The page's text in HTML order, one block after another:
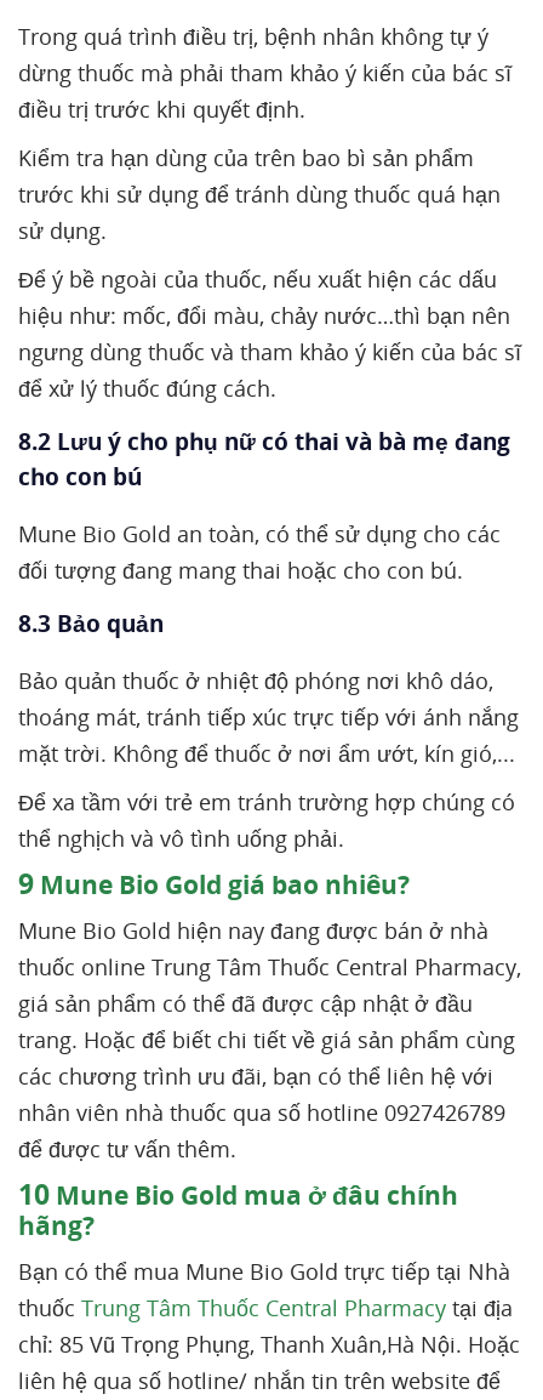
Trong quá trình điều trị, bệnh nhân không tự ý
dừng thuốc mà phải tham khảo ý kiến của bác sĩ
điều trị trước khi quyết định.
Kiểm tra hạn dùng của trên bao bì sản phẩm
trước khi sử dụng để tránh dùng thuốc quá hạn
sử dụng.
Để ý bề ngoài của thuốc, nếu xuất hiện các dấu
hiệu như: mốc, đổi màu, chảy nước…thì bạn nên
ngưng dùng thuốc và tham khảo ý kiến của bác sĩ
để xử lý thuốc đúng cách.
8.2 Lưu ý cho phụ nữ có thai và bà mẹ đang
cho con bú
Mune Bio Gold an toàn, có thể sử dụng cho các
đối tượng đang mang thai hoặc cho con bú.
8.3 Bảo quản
Bảo quản thuốc ở nhiệt độ phóng nơi khô dáo,
thoáng mát, tránh tiếp xúc trực tiếp với ánh nắng
mặt trời. Không để thuốc ở nơi ẩm ướt, kín gió,...
Để xa tầm với trẻ em tránh trường hợp chúng có
thể nghịch và vô tình uống phải.
9 Mune Bio Gold giá bao nhiêu?
Mune Bio Gold hiện nay đang được bán ở nhà
thuốc online Trung Tâm Thuốc Central Pharmacy,
giá sản phẩm có thể đã được cập nhật ở đầu
trang. Hoặc để biết chi tiết về giá sản phẩm cùng
các chương trình ưu đãi, bạn có thể liên hệ với
nhân viên nhà thuốc qua số hotline 0927426789
để được tư vấn thêm.
10 Mune Bio Gold mua ở đâu chính
hãng?
Bạn có thể mua Mune Bio Gold trực tiếp tại Nhà
thuốc Trung Tâm Thuốc Central Pharmacy tại địa
chỉ: 85 Vũ Trọng Phụng, Thanh Xuân,Hà Nội. Hoặc
liên hệ qua số hotline/ nhắn tin trên website để